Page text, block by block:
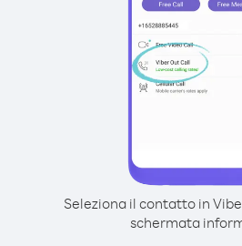
Seleziona il contatto in
schermata